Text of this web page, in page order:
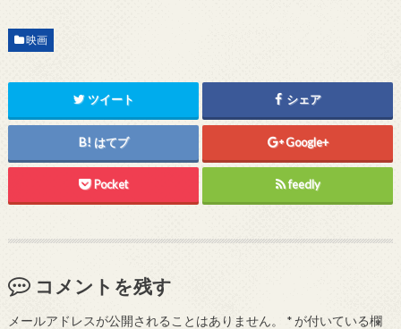
映画
ツイート シェア
はてブ Google+
Pocket feedly
コメントを残す
メールアドレスが公開されることはありません。 *が付いている欄